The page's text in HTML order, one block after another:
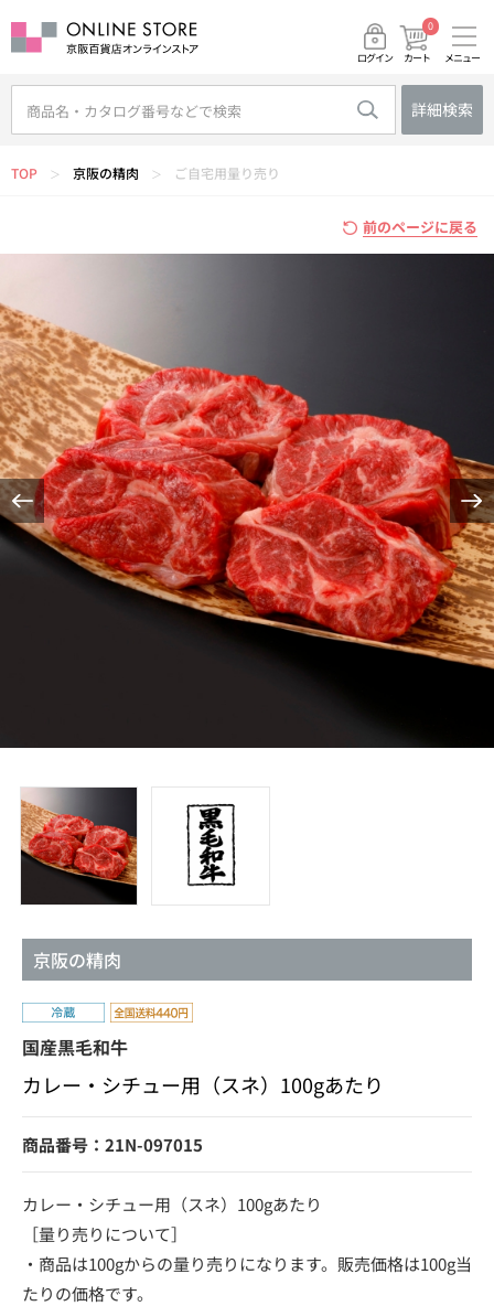
ログイン カート
0
メニュー
詳細検索
TOP ＞ 京阪の精肉 ＞ ご自宅用量り売り
前のページに戻る
京阪の精肉
国産黒毛和牛
カレー・シチュー用（スネ）100gあたり
商品番号：21N-097015
カレー・シチュー用（スネ）100gあたり
［量り売りについて］
・商品は100gからの量り売りになります。販売価格は100g当
たりの価格です。